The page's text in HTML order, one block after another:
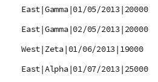
East|Gamma|01/05/2013|20000
East|Gamma|02/05/2013|20000
West|Zeta|01/06/2013|19000
East|Alpha|01/07/2013|25000